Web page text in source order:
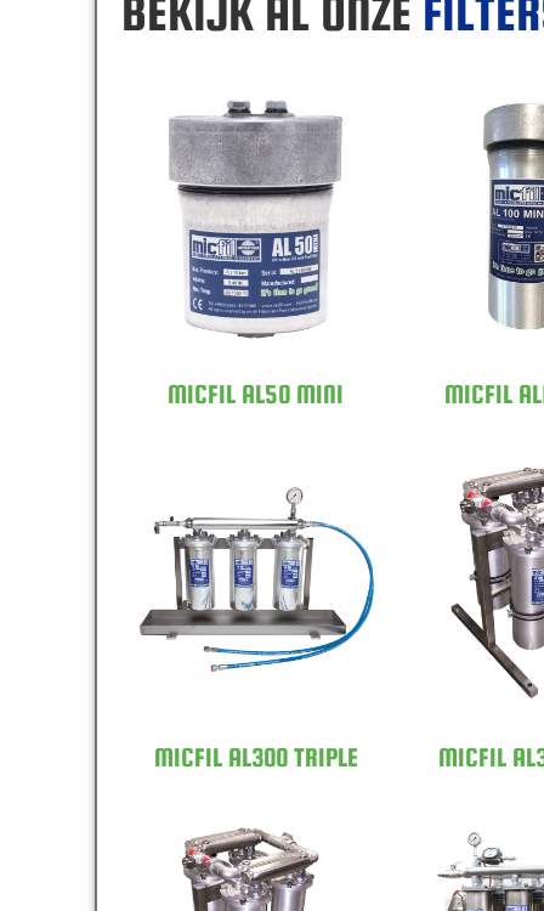
BEKIJK AL ONZE
MICFIL AL50 MINI
MICFIL AL50 MINI
MICFIL
MICFIL
MICFIL AL300
TRIPLE
MICFIL AL300 TRIPLE MICFIL